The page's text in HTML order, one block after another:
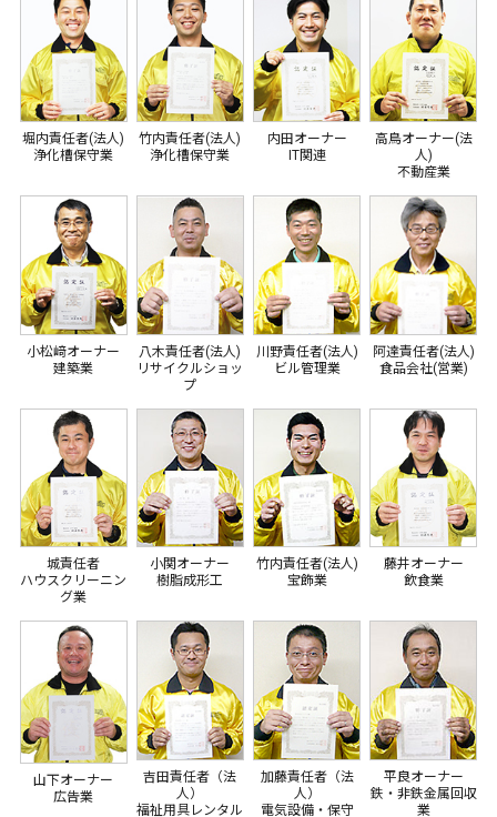
堀内責任者(法人)
浄化槽保守業
竹内責任者(法人)
浄化槽保守業
内田オーナー
IT関連
高鳥オーナー(法
人)
不動産業
小松﨑オーナー
建築業
八木責任者(法人)
リサイクルショッ
プ
川野責任者(法人)
ビル管理業
阿達責任者(法人)
食品会社(営業)
城責任者
ハウスクリーニン
グ業
小関オーナー
樹脂成形工
竹内責任者(法人)
宝飾業
藤井オーナー
飲食業
山下オーナー
広告業
吉田責任者（法
人）
福祉用具レンタル
加藤責任者（法
人）
電気設備・保守
平良オーナー
鉄・非鉄金属回収
業